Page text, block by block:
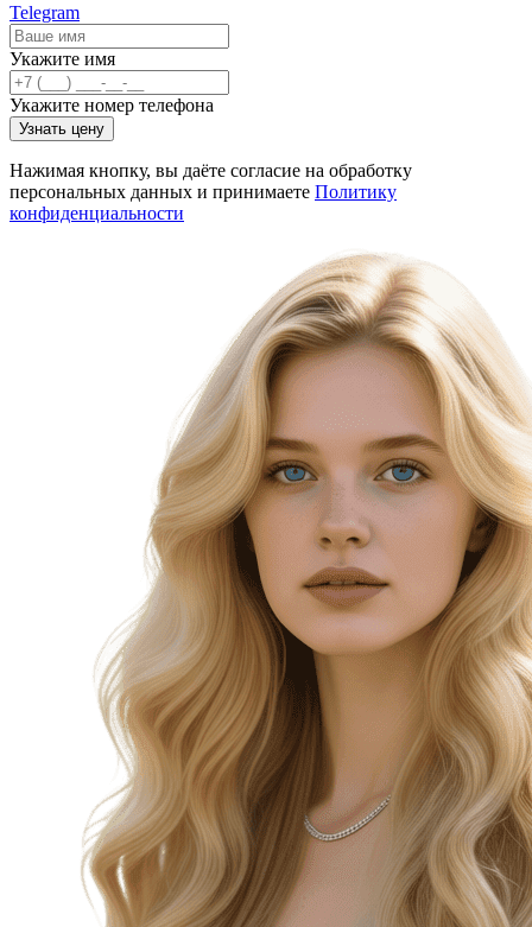
Telegram
Укажите имя
Укажите номер телефона
Узнать цену
Нажимая кнопку, вы даёте согласие на обработку
персональных данных и принимаете Политику
конфиденциальности